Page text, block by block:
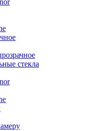
стекла